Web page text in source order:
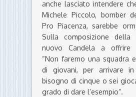
anche lasciato intendere
Michele Piccolo, bomber
Pro Piacenza, sarebbe
Sulla composizione
nuovo Candela a offrire
“Non faremo una squadra
di giovani, per arrivare
bisogno di cinque o sei
grado di dare l’esempio”.